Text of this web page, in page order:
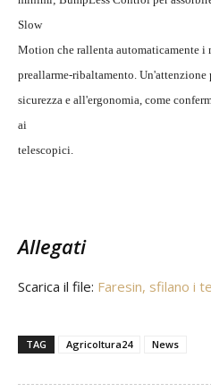
Slow
Motion che rallenta automaticamente i
preallarme-ribaltamento.
sicurezza e all'ergonomia, come
ai
telescopici.
Allegati
Scarica il file: Faresin, sfilano i
TAG Agricoltura24 News